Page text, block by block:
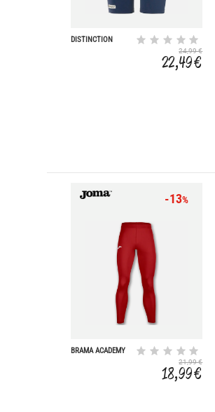
DISTINCTION
24,99 €
22,49 €
-13%
BRAMA ACADEMY
21,99 €
18,99 €